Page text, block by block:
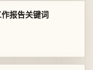
报告关键词